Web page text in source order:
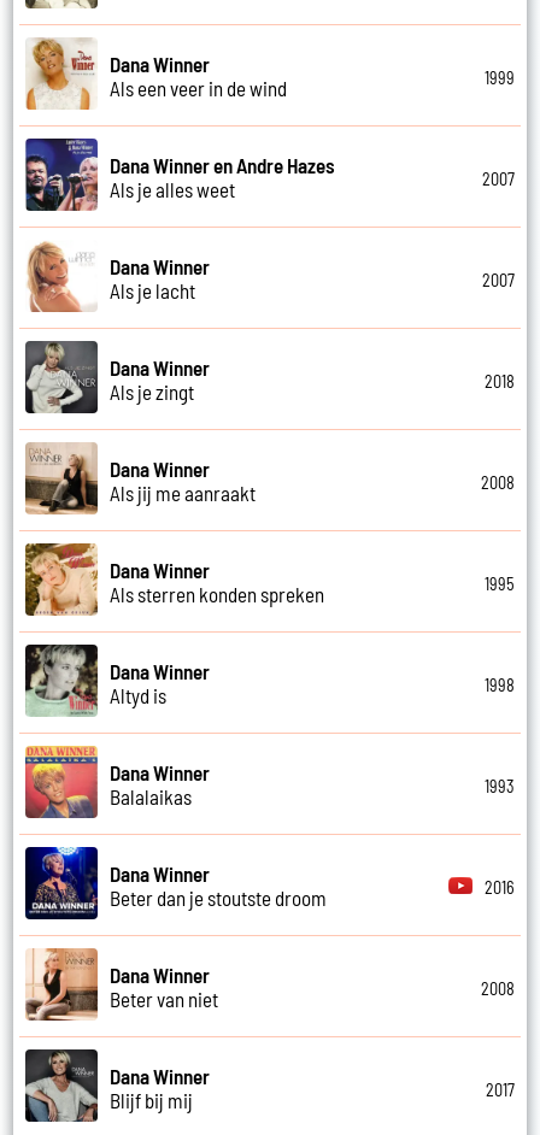
Dana Winner
Als een veer in de wind
1999
Dana Winner en Andre Hazes
Als je alles weet
2007
Dana Winner
Als je lacht
2007
Dana Winner
Als je zingt
2018
Dana Winner
Als jij me aanraakt
2008
Dana Winner
Als sterren konden spreken
1995
Dana Winner
Altyd is
1998
Dana Winner
Balalaikas
1993
Dana Winner
Beter dan je stoutste droom
2016
Dana Winner
Beter van niet
2008
Dana Winner
Blijf bij mij
2017